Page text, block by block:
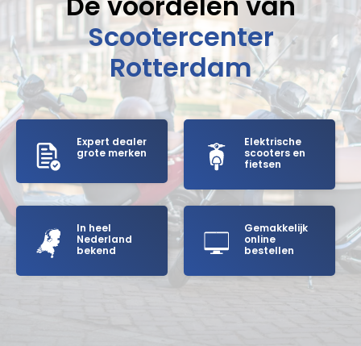
Scootercenter
Rotterdam
Expert dealer
grote merken
Elektrische
scooters en
fietsen
In heel
Nederland
bekend
Gemakkelijk
online
bestellen